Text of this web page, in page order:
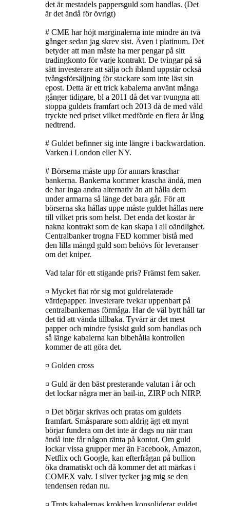
det är mestadels pappersguld som handlas. (Det
är det ändå för övrigt)
# CME har höjt marginalerna inte mindre än två
gånger sedan jag skrev sist. Även i platinum. Det
betyder att man måste ha mer pengar på sitt
tradingkonto för varje kontrakt. De tvingar på så
sätt investerare att sälja och ibland uppstår också
tvångsförsäljning för stackare som inte läst sin
epost. Detta är ett trick kabalerna använt många
gånger tidigare, bl a 2011 då det var tvungna att
stoppa guldets framfart och 2013 då de med våld
tryckte ned priset vilket medförde en flera år lång
nedtrend.
# Guldet befinner sig inte längre i backwardation.
Varken i London eller NY.
# Börserna måste upp för annars kraschar
bankerna. Bankerna kommer krascha ändå, men
de har inga andra alternativ än att hålla dem
under armarna så länge det bara går. För att
börserna ska hållas uppe måste guldet hållas nere
till vilket pris som helst. Det enda det kostar är
nakna kontrakt som de kan skapa i all oändlighet.
Centralbanker trogna FED kommer bistå med
den lilla mängd guld som behövs för leveranser
om det kniper.
Vad talar för ett stigande pris? Främst fem saker.
¤ Mycket fiat rör sig mot guldrelaterade
värdepapper. Investerare tvekar uppenbart på
centralbankernas förmåga. Har de väl bytt håll tar
det tid att vända tillbaka. Tyvärr är det mest
papper och mindre fysiskt guld som handlas och
så länge kabalerna kan bibehålla kontrollen
kommer de att göra det.
¤ Golden cross
¤ Guld är den bäst presterande valutan i år och
det lockar några mer än bail-in, ZIRP och NIRP.
¤ Det börjar skrivas och pratas om guldets
framfart. Småsparare som aldrig ägt ett mynt
börjar fundera om det inte är dags nu när man
ändå inte får någon ränta på kontot. Om guld
lockar vissa grupper mer än Facebook, Amazon,
Netflix och Google, kan efterfrågan på bullion
öka dramatiskt och då kommer det att märkas i
COMEX valv. I silver tycker jag mig se den
tendensen redan nu.
¤ Trots kabalernas krokben konsoliderar guldet